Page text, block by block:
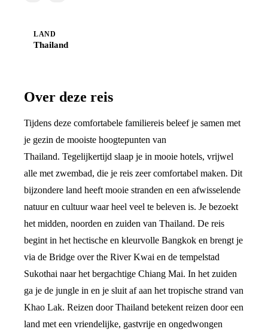
LAND
Thailand
Over deze reis
Tijdens deze comfortabele familiereis beleef je samen met
je gezin de mooiste hoogtepunten van
Thailand. Tegelijkertijd slaap je in mooie hotels, vrijwel
alle met zwembad, die je reis zeer comfortabel maken. Dit
bijzondere land heeft mooie stranden en een afwisselende
natuur en cultuur waar heel veel te beleven is. Je bezoekt
het midden, noorden en zuiden van Thailand. De reis
begint in het hectische en kleurvolle Bangkok en brengt je
via de Bridge over the River Kwai en de tempelstad
Sukothai naar het bergachtige Chiang Mai. In het zuiden
ga je de jungle in en je sluit af aan het tropische strand van
Khao Lak. Reizen door Thailand betekent reizen door een
land met een vriendelijke, gastvrije en ongedwongen